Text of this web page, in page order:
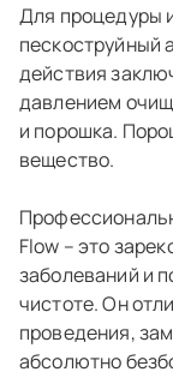
Для процедуры
пескоструйный
действия
давлением
и порошка.
вещество.
Flow – это
заболеваний и
чистоте. Он
проведения,
абсолютно